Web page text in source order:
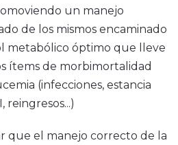
un manejo
de los mismos encaminado
metabólico óptimo que lleve
ítems de morbimortalidad
(infecciones, estancia
reingresos...)
que el manejo correcto de la